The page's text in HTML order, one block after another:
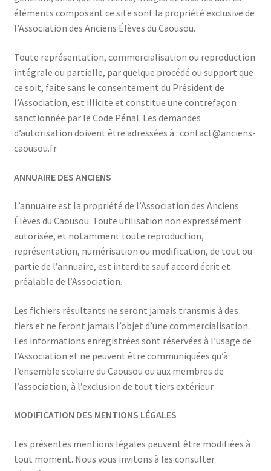
éléments composant ce site sont la propriété exclusive de
l’Association des Anciens Élèves du Caousou.
Toute représentation, commercialisation ou reproduction
intégrale ou partielle, par quelque procédé ou support que
ce soit, faite sans le consentement du Président de
l’Association, est illicite et constitue une contrefaçon
sanctionnée par le Code Pénal. Les demandes
d’autorisation doivent être adressées à : contact@anciens-
caousou.fr
ANNUAIRE DES ANCIENS
L’annuaire est la propriété de l’Association des Anciens
Élèves du Caousou. Toute utilisation non expressément
autorisée, et notamment toute reproduction,
représentation, numérisation ou modification, de tout ou
partie de l’annuaire, est interdite sauf accord écrit et
préalable de l’Association.
Les fichiers résultants ne seront jamais transmis à des
tiers et ne feront jamais l’objet d’une commercialisation.
Les informations enregistrées sont réservées à l’usage de
l’Association et ne peuvent être communiquées qu’à
l’ensemble scolaire du Caousou ou aux membres de
l’association, à l’exclusion de tout tiers extérieur.
MODIFICATION DES MENTIONS LÉGALES
Les présentes mentions légales peuvent être modifiées à
tout moment. Nous vous invitons à les consulter